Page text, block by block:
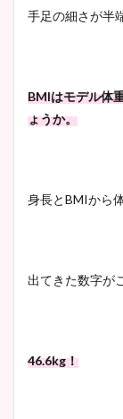
手足の細さが半
BMIはモデル体
ょうか。
身長とBMIから
出てきた数字が
46.6kg！